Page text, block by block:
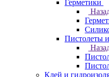
Герметики
Пистолеты
Клей и